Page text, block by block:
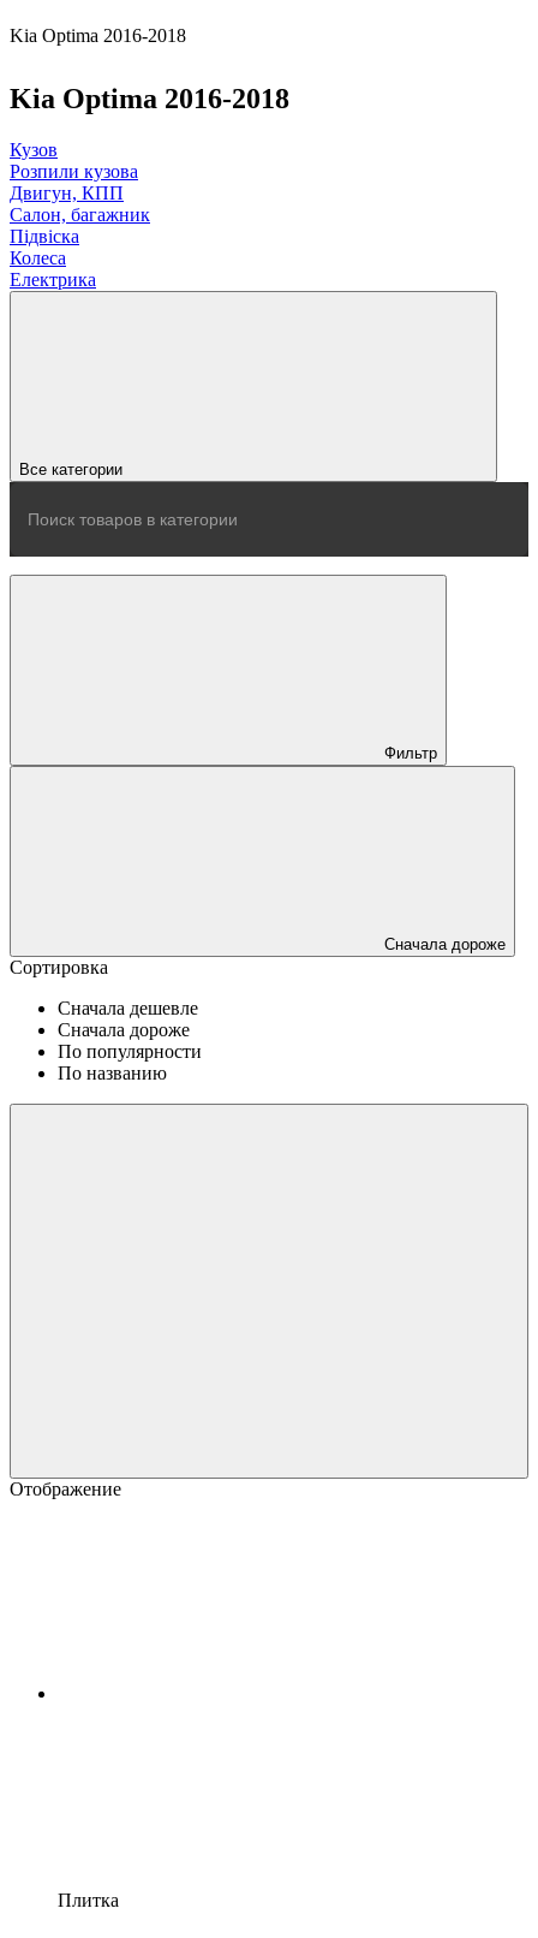
Kia Optima 2016-2018
Kia Optima 2016-2018
Кузов
Розпили кузова
Двигун, КПП
Салон, багажник
Підвіска
Колеса
Електрика
Все категории
Фильтр
Сначала дороже
Сортировка
Сначала дешевле
Сначала дороже
По популярности
По названию
Отображение
Плитка